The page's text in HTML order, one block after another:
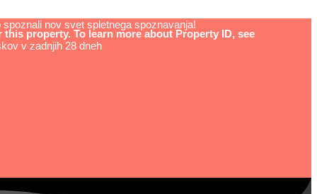
spoznali nov svet spletnega spoznavanja!
property. To learn more about Property ID, see
v zadnjih 28 dneh